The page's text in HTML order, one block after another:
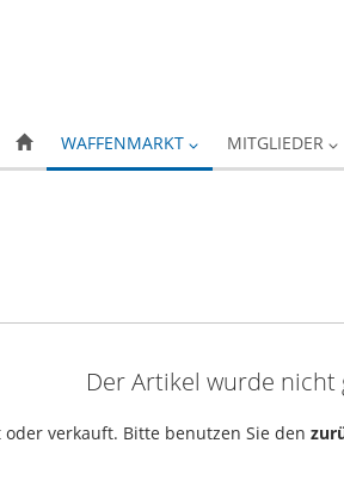
WAFFENMARKT MITGLIEDER
Der Artikel wurde nicht
verkauft. Bitte benutzen Sie den